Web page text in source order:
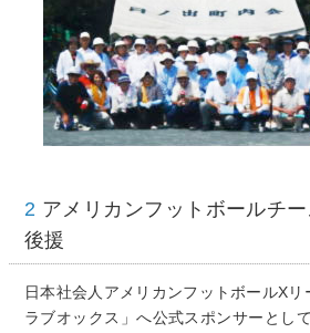
2 アメリカンフットボールチ
後援
日本社会人アメリカンフットボールX
ラブオックス」へ公式スポンサーとし